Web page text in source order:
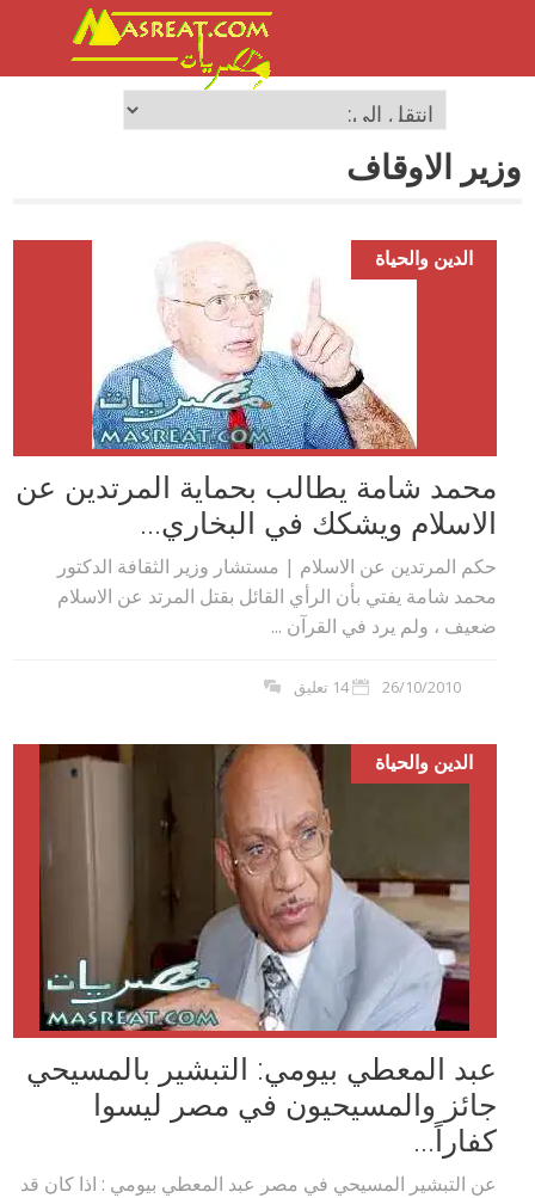
وزير الاوقاف
الدين والحياة
محمد شامة يطالب بحماية المرتدين عن
الاسلام ويشكك في البخاري...
حكم المرتدين عن الاسلام | مستشار وزير الثقافة الدكتور
محمد شامة يفتي بأن الرأي القائل بقتل المرتد عن الاسلام
ضعيف‮ ‬،‮ ‬ولم يرد في القرآن ...
26/10/2010 14 تعليق
الدين والحياة
عبد المعطي بيومي‮:‬‮ ‬التبشير بالمسيحي
جائز‮ والمسيحيون في مصر ليسوا
كفاراً‮...
عن التبشير المسيحي في مصر عبد المعطي بيومي : اذا كان قد